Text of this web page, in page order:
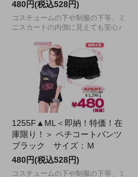
480円(税込528円)
コスチュームの下や制服の下等、ミ
ニスカートの内側に見えても安心♪
1255F▲ML＜即納！特価！在
庫限り！＞ ペチコートパンツ
ブラック サイズ：Ｍ
480円(税込528円)
コスチュームの下や制服の下等、ミ